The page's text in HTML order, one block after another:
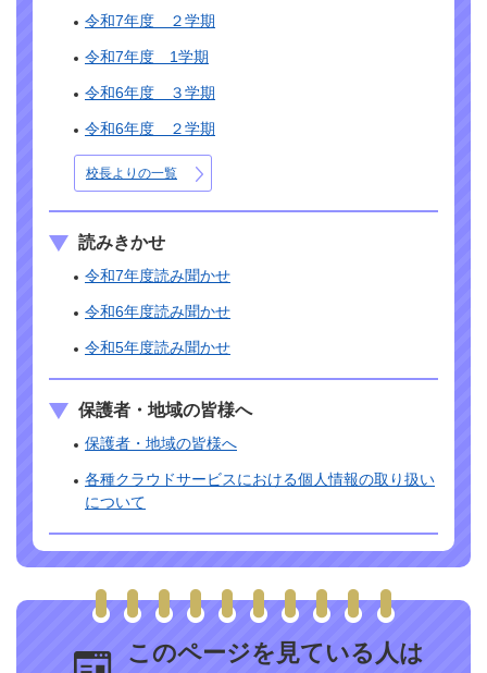
令和7年度 ２学期
令和7年度 1学期
令和6年度 ３学期
令和6年度 ２学期
校長よりの一覧
読みきかせ
令和7年度読み聞かせ
令和6年度読み聞かせ
令和5年度読み聞かせ
保護者・地域の皆様へ
保護者・地域の皆様へ
各種クラウドサービスにおける個人情報の取り扱い
について
このページを見ている人は